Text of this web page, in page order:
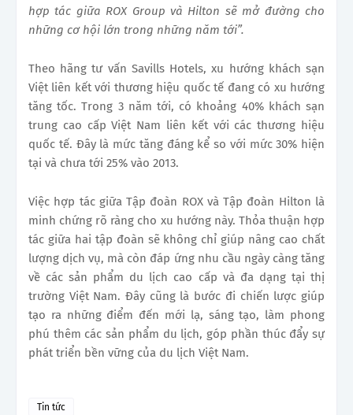
hợp tác giữa ROX Group và Hilton sẽ mở đường cho
những cơ hội lớn trong những năm tới”.
Theo hãng tư vấn Savills Hotels, xu hướng khách sạn
Việt liên kết với thương hiệu quốc tế đang có xu hướng
tăng tốc. Trong 3 năm tới, có khoảng 40% khách sạn
trung cao cấp Việt Nam liên kết với các thương hiệu
quốc tế. Đây là mức tăng đáng kể so với mức 30% hiện
tại và chưa tới 25% vào 2013.
Việc hợp tác giữa Tập đoàn ROX và Tập đoàn Hilton là
minh chứng rõ ràng cho xu hướng này. Thỏa thuận hợp
tác giữa hai tập đoàn sẽ không chỉ giúp nâng cao chất
lượng dịch vụ, mà còn đáp ứng nhu cầu ngày càng tăng
về các sản phẩm du lịch cao cấp và đa dạng tại thị
trường Việt Nam. Đây cũng là bước đi chiến lược giúp
tạo ra những điểm đến mới lạ, sáng tạo, làm phong
phú thêm các sản phẩm du lịch, góp phần thúc đẩy sự
phát triển bền vững của du lịch Việt Nam.
Tin tức